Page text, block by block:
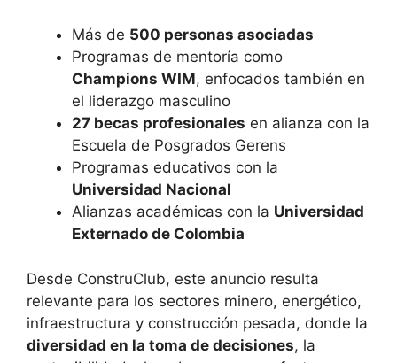
Más de 500 personas asociadas
Programas de mentoría como
Champions WIM, enfocados también en
el liderazgo masculino
27 becas profesionales en alianza con la
Escuela de Posgrados Gerens
Programas educativos con la
Universidad Nacional
Alianzas académicas con la Universidad
Externado de Colombia
Desde ConstruClub, este anuncio resulta
relevante para los sectores minero, energético,
infraestructura y construcción pesada, donde la
diversidad en la toma de decisiones, la